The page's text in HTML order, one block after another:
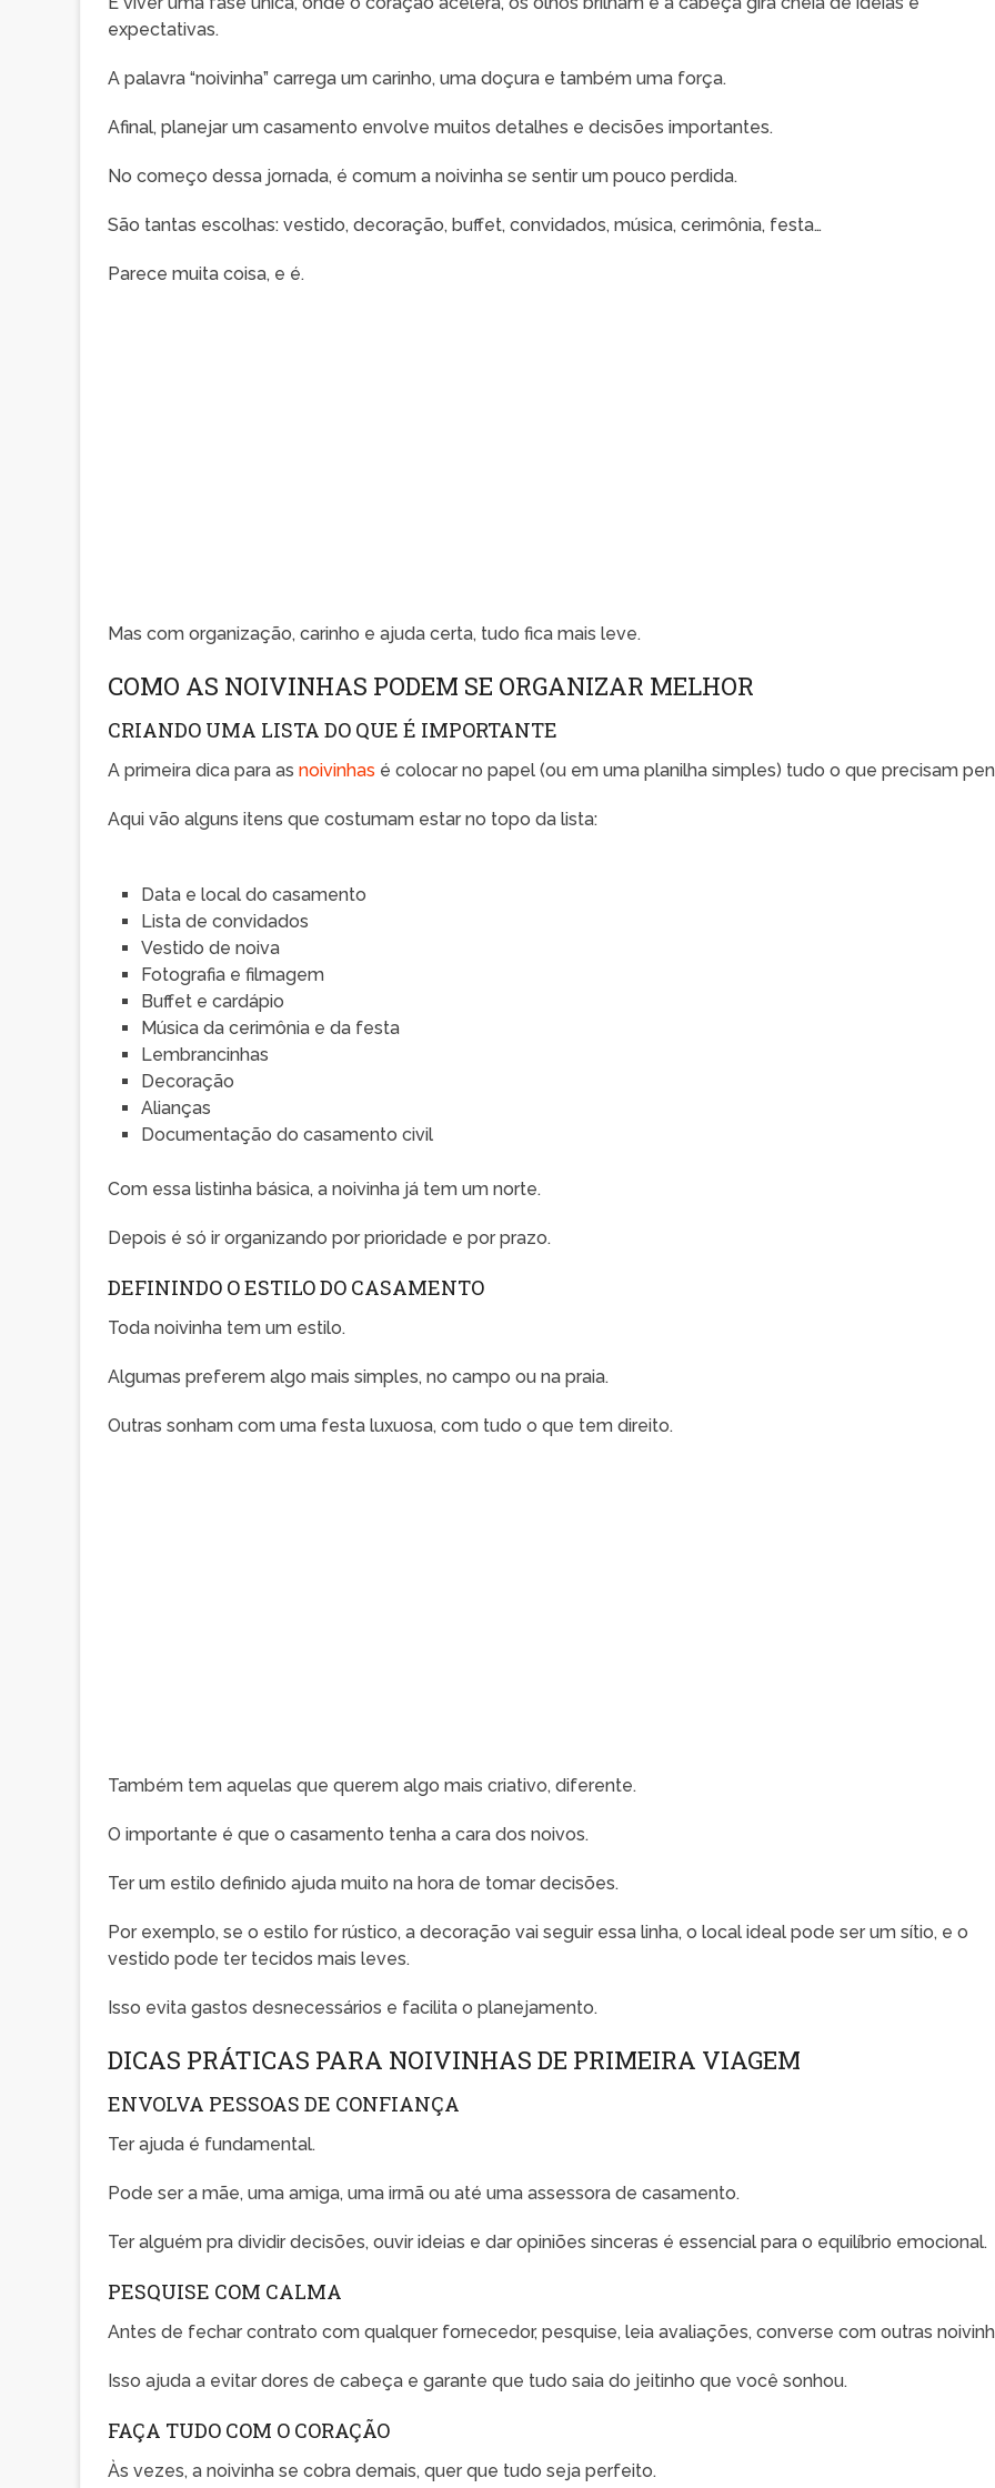
expectativas.
A palavra “noivinha” carrega um carinho, uma doçura e também uma força.
Afinal, planejar um casamento envolve muitos detalhes e decisões importantes.
No começo dessa jornada, é comum a noivinha se sentir um pouco perdida.
São tantas escolhas: vestido, decoração, buffet, convidados, música, cerimônia, festa…
Parece muita coisa, e é.
Mas com organização, carinho e ajuda certa, tudo fica mais leve.
COMO AS NOIVINHAS PODEM SE ORGANIZAR MELHOR
CRIANDO UMA LISTA DO QUE É IMPORTANTE
A primeira dica para as noivinhas é colocar no papel (ou em uma planilha simples) tudo o que precisam
Aqui vão alguns itens que costumam estar no topo da lista:
Data e local do casamento
Lista de convidados
Vestido de noiva
Fotografia e filmagem
Buffet e cardápio
Música da cerimônia e da festa
Lembrancinhas
Decoração
Alianças
Documentação do casamento civil
Com essa listinha básica, a noivinha já tem um norte.
Depois é só ir organizando por prioridade e por prazo.
DEFININDO O ESTILO DO CASAMENTO
Toda noivinha tem um estilo.
Algumas preferem algo mais simples, no campo ou na praia.
Outras sonham com uma festa luxuosa, com tudo o que tem direito.
Também tem aquelas que querem algo mais criativo, diferente.
O importante é que o casamento tenha a cara dos noivos.
Ter um estilo definido ajuda muito na hora de tomar decisões.
Por exemplo, se o estilo for rústico, a decoração vai seguir essa linha, o local ideal pode ser um sítio, e o
vestido pode ter tecidos mais leves.
Isso evita gastos desnecessários e facilita o planejamento.
DICAS PRÁTICAS PARA NOIVINHAS DE PRIMEIRA VIAGEM
ENVOLVA PESSOAS DE CONFIANÇA
Ter ajuda é fundamental.
Pode ser a mãe, uma amiga, uma irmã ou até uma assessora de casamento.
Ter alguém pra dividir decisões, ouvir ideias e dar opiniões sinceras é essencial para o equilíbrio emocional.
PESQUISE COM CALMA
Antes de fechar contrato com qualquer fornecedor, pesquise, leia avaliações, converse com outras
Isso ajuda a evitar dores de cabeça e garante que tudo saia do jeitinho que você sonhou.
FAÇA TUDO COM O CORAÇÃO
Às vezes, a noivinha se cobra demais, quer que tudo seja perfeito.